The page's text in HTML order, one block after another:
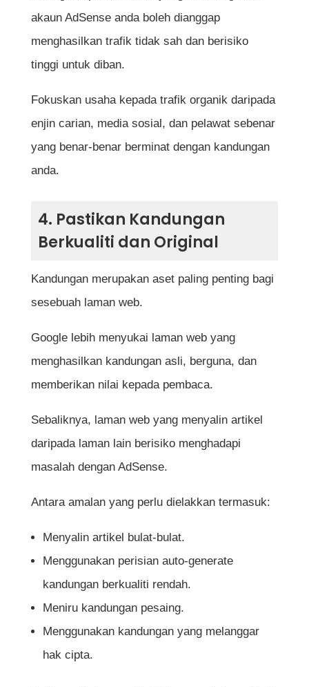
akaun AdSense anda boleh dianggap
menghasilkan trafik tidak sah dan berisiko
tinggi untuk diban.
Fokuskan usaha kepada trafik organik daripada
enjin carian, media sosial, dan pelawat sebenar
yang benar-benar berminat dengan kandungan
anda.
4. Pastikan Kandungan
Berkualiti dan Original
Kandungan merupakan aset paling penting bagi
sesebuah laman web.
Google lebih menyukai laman web yang
menghasilkan kandungan asli, berguna, dan
memberikan nilai kepada pembaca.
Sebaliknya, laman web yang menyalin artikel
daripada laman lain berisiko menghadapi
masalah dengan AdSense.
Antara amalan yang perlu dielakkan termasuk:
Menyalin artikel bulat-bulat.
Menggunakan perisian auto-generate
kandungan berkualiti rendah.
Meniru kandungan pesaing.
Menggunakan kandungan yang melanggar
hak cipta.